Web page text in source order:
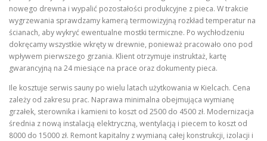
nowego drewna i wypalić pozostałości produkcyjne z pieca. W trakcie
wygrzewania sprawdzamy kamerą termowizyjną rozkład temperatur na
ścianach, aby wykryć ewentualne mostki termiczne. Po wychłodzeniu
dokręcamy wszystkie wkręty w drewnie, ponieważ pracowało ono pod
wpływem pierwszego grzania. Klient otrzymuje instruktaż, kartę
gwarancyjną na 24 miesiące na prace oraz dokumenty pieca.
Ile kosztuje serwis sauny po wielu latach użytkowania w Kielcach. Cena
zależy od zakresu prac. Naprawa minimalna obejmująca wymianę
grzałek, sterownika i kamieni to koszt od 2500 do 4500 zł. Modernizacja
średnia z nową instalacją elektryczną, wentylacją i piecem to koszt od
8000 do 15000 zł. Remont kapitalny z wymianą całej konstrukcji, izolacji i